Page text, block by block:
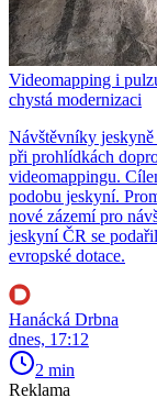
Videomapping i
chystá modernizaci
Návštěvníky
při prohlídkách
videomappingu.
podobu jeskyní.
nové zázemí pro
jeskyní ČR se
evropské dotace.
Hanácká Drbna
dnes, 17:12
2 min
Reklama